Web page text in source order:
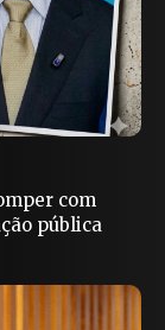
com
pública